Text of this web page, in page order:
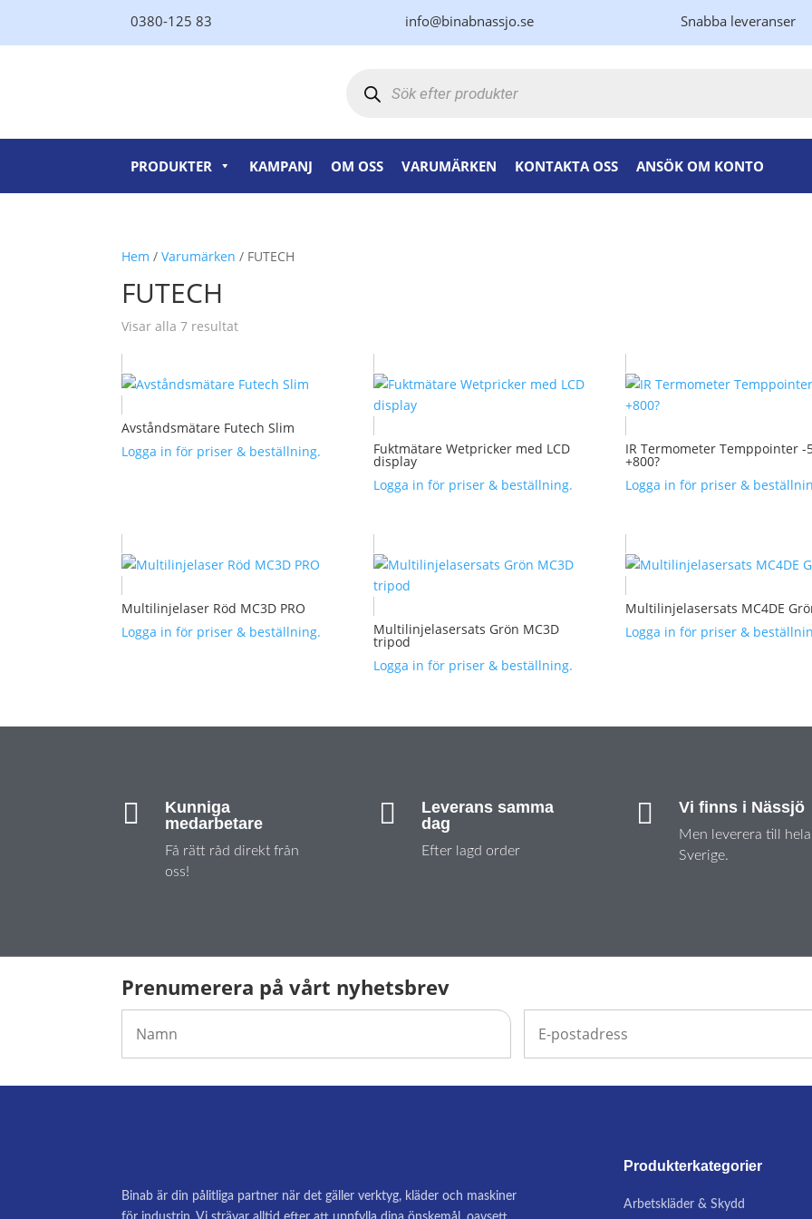
0380-125 83 info@binabnassjo.se Snabba leveranser
PRODUKTER KAMPANJ OM OSS VARUMÄRKEN KONTAKTA OSS ANSÖK OM KONTO
Hem /Varumärken / FUTECH
FUTECH
Visar alla 7 resultat
Avståndsmätare Futech Slim
Logga in för priser & beställning.
Fuktmätare Wetpricker med LCD
display
Logga in för priser & beställning.
IR Termometer Temppointer -
+800?
Logga in för priser &
Multilinjelaser Röd MC3D PRO
Logga in för priser & beställning.
Multilinjelasersats Grön MC3D
tripod
Logga in för priser & beställning.
Multilinjelasersats MC4DE
Logga in för priser &

Kunniga
medarbetare
Få rätt råd direkt från
oss!

Leverans samma
dag
Efter lagd order
 Vi finns i Nässjö
Men leverera till hela
Sverige.
Prenumerera på vårt nyhetsbrev
Binab är din pålitliga partner när det gäller verktyg, kläder och maskiner
Produkterkategorier
Arbetskläder & Skydd